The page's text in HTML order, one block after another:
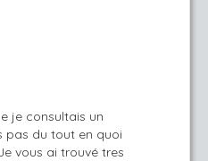
je consultais un
pas du tout en quoi
vous ai trouvé tres